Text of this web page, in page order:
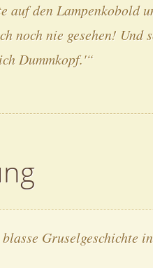
auf den Lampenkobold
noch nie gesehen! Und
Dummkopf.'“
Gruselgeschichte